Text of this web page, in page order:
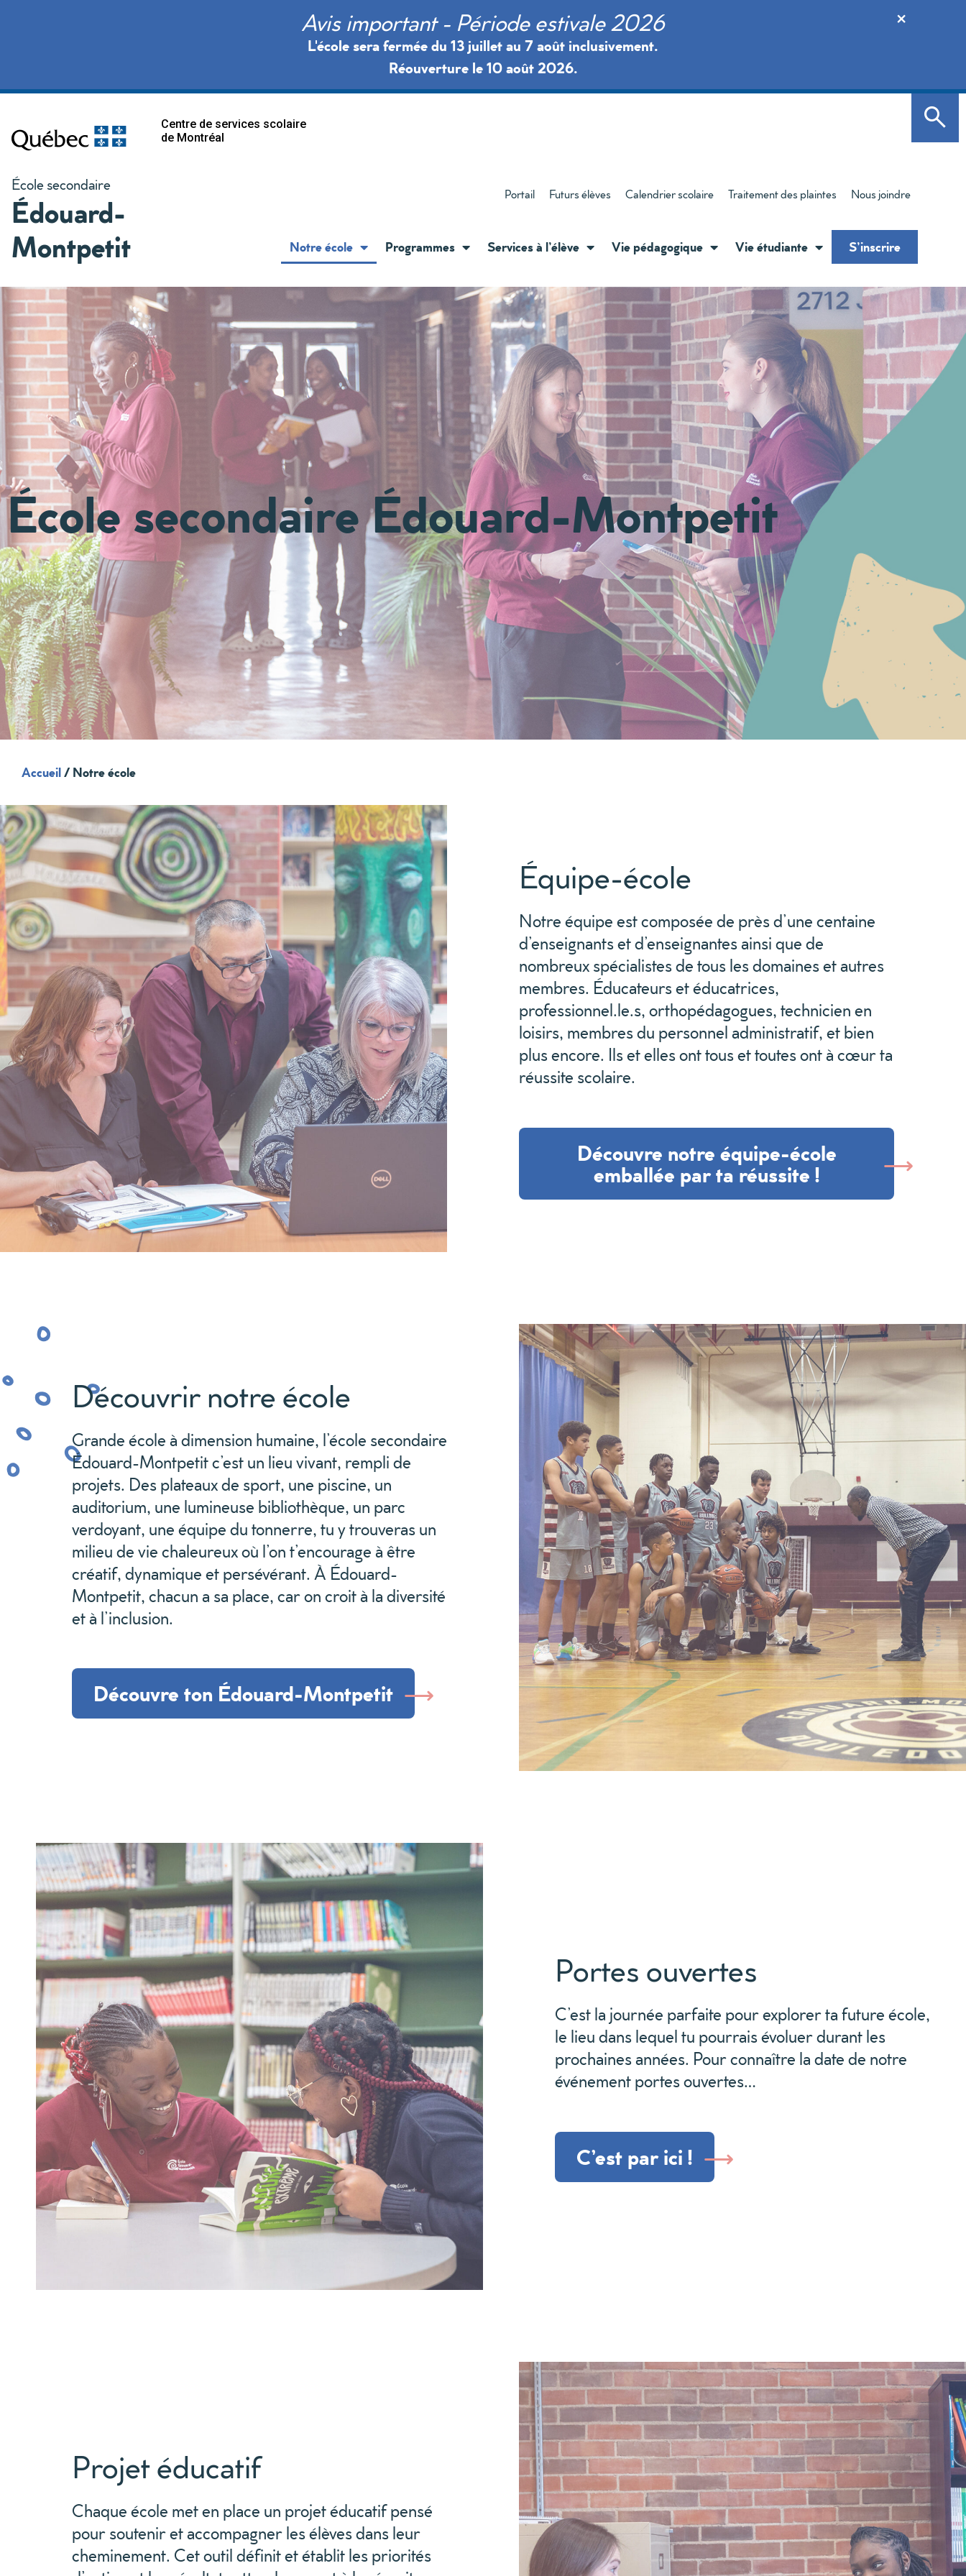
Avis important - Période estivale 2026
L'école sera fermée du 13 juillet au 7 août inclusivement.
Réouverture le 10 août 2026.
×
Centre de services scolaire
de Montréal
École secondaire
Édouard-
Montpetit
Portail Futurs élèves Calendrier scolaire Traitement des plaintes Nous joindre
Notre école Programmes Services à l’élève Vie pédagogique Vie étudiante S’inscrire
École secondaire Édouard-Montpetit
Accueil/Notre école
Équipe-école
Notreéquipeestcomposée de prèsd’une centaine
d’enseignants etd’enseignantesainsi quede
nombreuxspécialistes de tous les domaineset autres
membres. Éducateurset éducatrices,
professionnel.le.s, orthopédagogues, technicien en
loisirs, membresdu personnel administratif,et bien
plus encore. Ils et elles onttous et toutesont à cœur ta
réussite scolaire.
Découvre notre équipe-école
emballée par ta réussite !
Découvrir notre école
Grandeécoleà dimension humaine, l’école secondaire
Édouard-Montpetitc’est un lieu vivant, remplide
projets. Des plateaux de sport, une piscine, un
auditorium, une lumineuse bibliothèque, un parc
verdoyant, une équipe du tonnerre,tu y trouveras un
milieu de vie chaleureux où l’on t’encourageà être
créatif, dynamique et persévérant. À Édouard-
Montpetit,chacuna sa place, car on croit à la diversité
età l’inclusion.
Découvre ton Édouard-Montpetit
Portes ouvertes
C’est la journée parfaite pour explorer ta futureécole,
le lieu dans lequel tu pourraisévoluer durant les
prochaines années. Pour connaître la date de notre
événementportes ouvertes…
C’est par ici !
Projet éducatif
Chaque école met en place un projet éducatif pensé
poursoutenir et accompagnerles élèvesdans leur
cheminement. Cet outil définit et établit les priorités